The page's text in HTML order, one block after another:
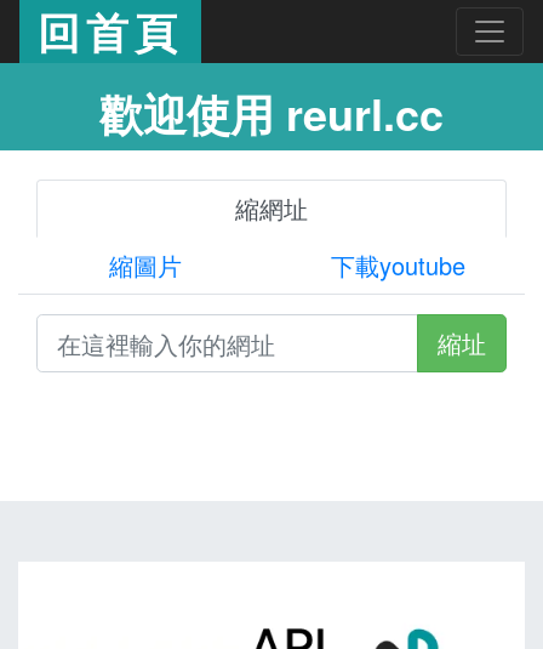
回首頁
歡迎使用 reurl.cc
縮網址
縮圖片
下載youtube
縮址